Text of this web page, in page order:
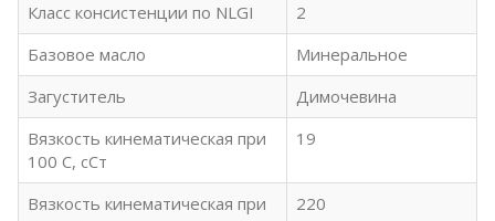
Класс консистенции по NLGI
2
Базовое масло
Минеральное
Загуститель
Димочевина
Вязкость кинематическая при
100 С, сСт
19
Вязкость кинематическая при
220